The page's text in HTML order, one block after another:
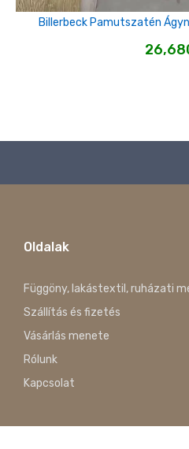
Billerbeck Pamutszatén
Oldalak
Függöny, lakástextil, ruházati
Szállítás és fizetés
Vásárlás menete
Rólunk
Kapcsolat